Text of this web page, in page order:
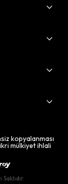
kopyalanması
mülkiyet ihlali